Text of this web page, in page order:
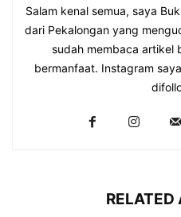
Salam kenal semua, saya
dari Pekalongan yang
sudah membaca artikel
bermanfaat. Instagram
RELATED